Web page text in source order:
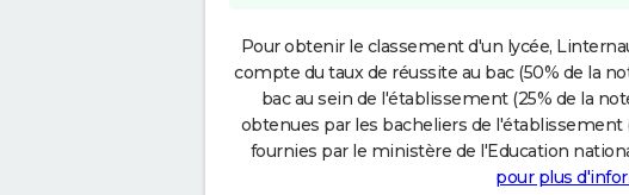
Pour obtenir le classement d'un lycée,
compte du taux de réussite au bac (50% de la
bac au sein de l'établissement (25% de la
obtenues par les bacheliers de l'établissement
fournies par le ministère de l'Education
pour plus